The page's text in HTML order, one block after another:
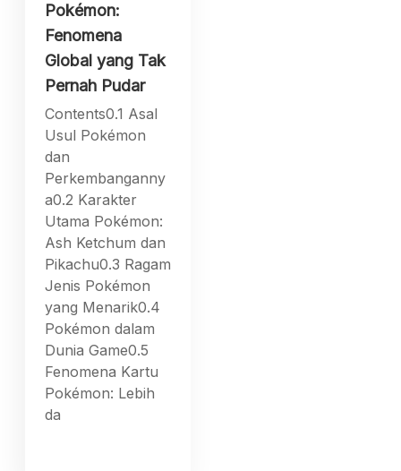
Pokémon:
Fenomena
Global yang Tak
Pernah Pudar
Contents0.1 Asal
Usul Pokémon
dan
Perkembanganny
a0.2 Karakter
Utama Pokémon:
Ash Ketchum dan
Pikachu0.3 Ragam
Jenis Pokémon
yang Menarik0.4
Pokémon dalam
Dunia Game0.5
Fenomena Kartu
Pokémon: Lebih
da